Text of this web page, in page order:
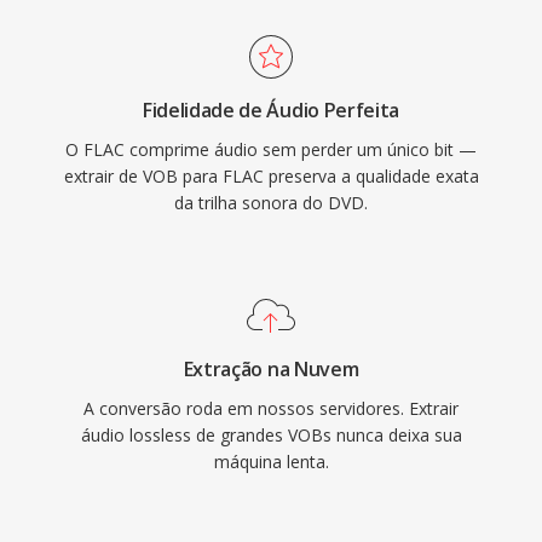
novo, o VOB permanece extremamente
relevante para acessar a vasta biblioteca de
conteúdo DVD existente.
no codec. Três benefícios destacam o FLAC.
Primeiro, restauracao completa bit a bit do
sinal original na decodificação. Segundo,
metadados embutidos via comentarios Vorbis
é arte de álbum mantém às bibliotecas
atritos legais para desenvolvedores é
Fidelidade de Áudio Perfeita
O FLAC comprime áudio sem perder um único bit —
extrair de VOB para FLAC preserva a qualidade exata
da trilha sonora do DVD.
Extração na Nuvem
A conversão roda em nossos servidores. Extrair
áudio lossless de grandes VOBs nunca deixa sua
máquina lenta.